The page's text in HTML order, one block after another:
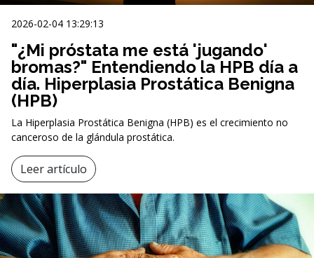
2026-02-04 13:29:13
"¿Mi próstata me está 'jugando'
bromas?" Entendiendo la HPB día a
día. Hiperplasia Prostática Benigna
(HPB)
La Hiperplasia Prostática Benigna (HPB) es el crecimiento no
canceroso de la glándula prostática.
Leer artículo